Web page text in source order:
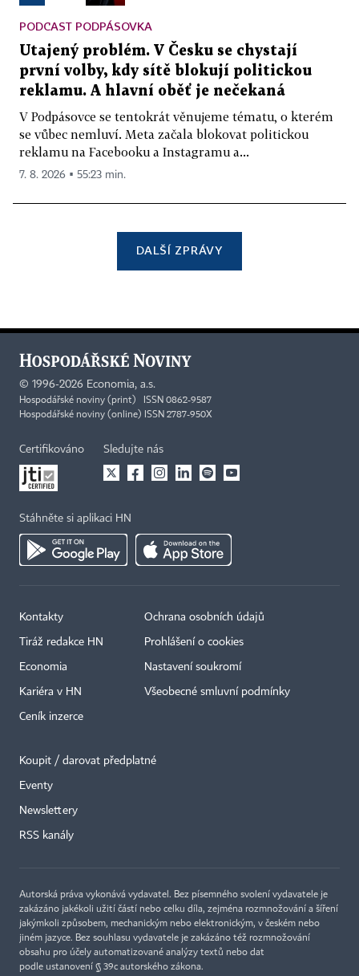
PODCAST PODPÁSOVKA
Utajený problém. V Česku se chystají
první volby, kdy sítě blokují politickou
reklamu. A hlavní oběť je nečekaná
V Podpásovce se tentokrát věnujeme tématu, o kterém
se vůbec nemluví. Meta začala blokovat politickou
reklamu na Facebooku a Instagramu a...
7. 8. 2026 ▪ 55:23 min.
DALŠÍ ZPRÁVY
© 1996-2026 Economia, a.s.
Hospodářské noviny (print) ISSN 0862-9587
Hospodářské noviny (online) ISSN 2787-950X
Certifikováno Sledujte nás
Stáhněte si aplikaci HN
Kontakty
Tiráž redakce HN
Economia
Kariéra v HN
Ceník inzerce
Ochrana osobních údajů
Prohlášení o cookies
Nastavení soukromí
Všeobecné smluvní podmínky
Koupit / darovat předplatné
Eventy
Newslettery
RSS kanály
Autorská práva vykonává vydavatel. Bez písemného svolení vydavatele je
zakázáno jakékoli užití částí nebo celku díla, zejména rozmnožování a šíření
jakýmkoli způsobem, mechanickým nebo elektronickým, v českém nebo
jiném jazyce. Bez souhlasu vydavatele je zakázáno též rozmnožování
obsahu pro účely automatizované analýzy textů nebo dat
podle ustanovení § 39c autorského zákona.